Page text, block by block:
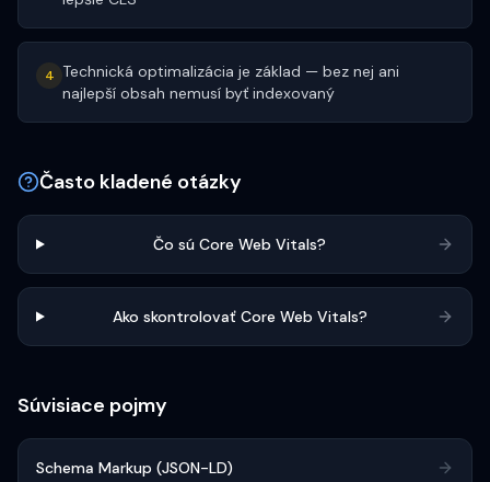
4 Technická optimalizácia je základ — bez nej ani
najlepší obsah nemusí byť indexovaný
Často kladené otázky
Čo sú Core Web Vitals?
Ako skontrolovať Core Web Vitals?
Súvisiace pojmy
Schema Markup (JSON-LD)